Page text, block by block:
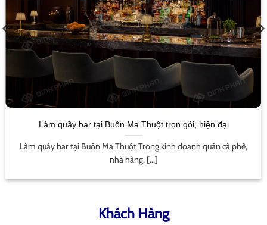
Làm quầy bar tại Buôn Ma Thuột trọn gói, hiện đại
Làm quầy bar tại Buôn Ma Thuột Trong kinh doanh quán cà phê,
nhà hàng, [...]
Khách Hàng